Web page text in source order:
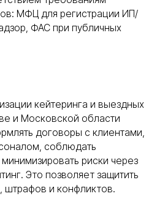
МФЦ для регистрации ИП/
ФАС при публичных
кейтеринга и выездных
и Московской области
договоры с клиентами,
соблюдать
риски через
Это позволяет защитить
штрафов и конфликтов.